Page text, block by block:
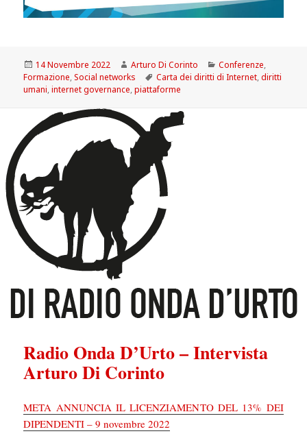
Scritto
il
14 Novembre 2022 Autore
Arturo Di Corinto Categorie
Conferenze,
Formazione,Social networks Tag
Carta dei diritti di Internet,diritti
umani,internet governance,piattaforme
Radio Onda D’Urto – Intervista
Arturo Di Corinto
META ANNUNCIA IL LICENZIAMENTO DEL 13% DEI
DIPENDENTI – 9 novembre 2022